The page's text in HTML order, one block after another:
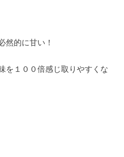
然的に甘い！
を１００倍感じ取りやすくな